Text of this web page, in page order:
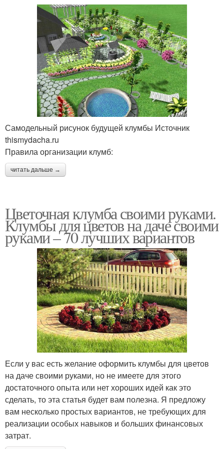
Самодельный рисунок будущей клумбы Источник
thismydacha.ru
Правила организации клумб:
читать дальше →
Цветочная клумба своими руками.
Клумбы для цветов на даче своими
руками – 70 лучших вариантов
Если у вас есть желание оформить клумбы для цветов
на даче своими руками, но не имеете для этого
достаточного опыта или нет хороших идей как это
сделать, то эта статья будет вам полезна. Я предложу
вам несколько простых вариантов, не требующих для
реализации особых навыков и больших финансовых
затрат.